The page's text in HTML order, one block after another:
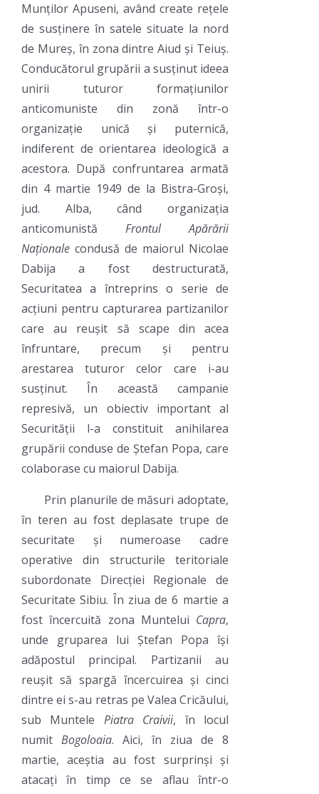
Munților Apuseni, având create rețele
de susținere în satele situate la nord
de Mureș, în zona dintre Aiud și Teiuș.
Conducătorul grupării a susținut ideea
unirii tuturor formațiunilor
anticomuniste din zonă într-o
organizație unică și puternică,
indiferent de orientarea ideologică a
acestora. După confruntarea armată
din 4 martie 1949 de la Bistra-Groși,
jud. Alba, când organizația
anticomunistă Frontul Apărării
Naționale condusă de maiorul Nicolae
Dabija a fost destructurată,
Securitatea a întreprins o serie de
acțiuni pentru capturarea partizanilor
care au reușit să scape din acea
înfruntare, precum și pentru
arestarea tuturor celor care i-au
susținut. În această campanie
represivă, un obiectiv important al
Securității l-a constituit anihilarea
grupării conduse de Ștefan Popa, care
colaborase cu maiorul Dabija.
Prin planurile de măsuri adoptate,
în teren au fost deplasate trupe de
securitate și numeroase cadre
operative din structurile teritoriale
subordonate Direcției Regionale de
Securitate Sibiu. În ziua de 6 martie a
fost încercuită zona Muntelui Capra,
unde gruparea lui Ștefan Popa își
adăpostul principal. Partizanii au
reușit să spargă încercuirea și cinci
dintre ei s-au retras pe Valea Cricăului,
sub Muntele Piatra Craivii, în locul
numit Bogoloaia. Aici, în ziua de 8
martie, aceștia au fost surprinși și
atacați în timp ce se aflau într-o